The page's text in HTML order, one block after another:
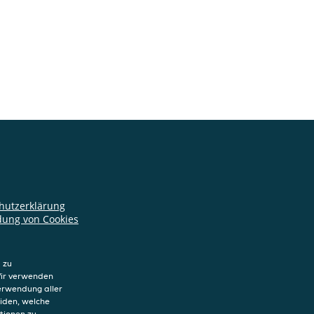
von Cookies
zu
verwenden
aller
welche